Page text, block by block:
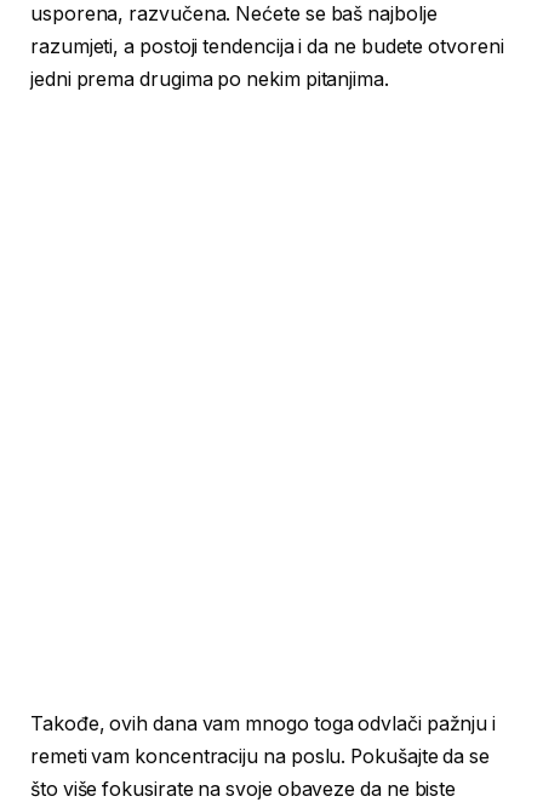
usporena, razvučena. Nećete se baš najbolje
razumjeti, a postoji tendencija i da ne budete otvoreni
jedni prema drugima po nekim pitanjima.
Takođe, ovih dana vam mnogo toga odvlači pažnju i
remeti vam koncentraciju na poslu. Pokušajte da se
što više fokusirate na svoje obaveze da ne biste